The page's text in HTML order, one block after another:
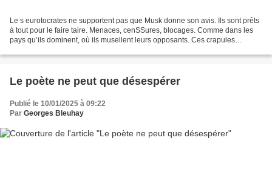
Le s eurotocrates ne supportent pas que Musk donne son avis. Ils sont prêts
à tout pour le faire taire. Menaces, cenSSures, blocages. Comme dans les
pays qu’ils dominent, où ils musellent leurs opposants. Ces crapules
Le poète ne peut que désespérer
Publié le 10/01/2025 à 09:22
Par Georges Bleuhay